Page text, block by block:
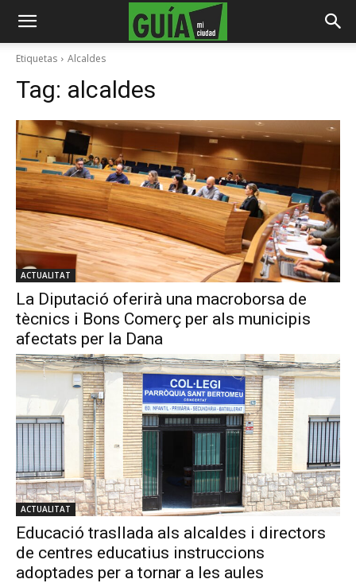
Etiquetas Alcaldes
Tag: alcaldes
ACTUALITAT
La Diputació oferirà una macroborsa de
tècnics i Bons Comerç per als municipis
afectats per la Dana
ACTUALITAT
Educació trasllada als alcaldes i directors
de centres educatius instruccions
adoptades per a tornar a les aules